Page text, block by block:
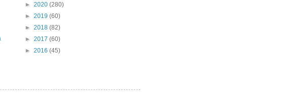
► 2020 (280)
► 2019 (60)
► 2018 (82)
► 2017 (60)
► 2016 (45)